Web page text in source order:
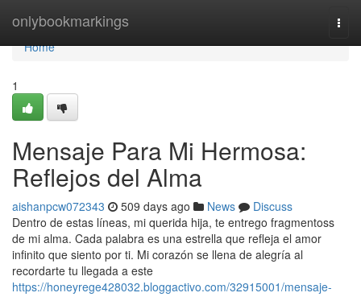
onlybookmarkings
Home
Home
1
Mensaje Para Mi Hermosa:
Reflejos del Alma
aishanpcw072343 509 days ago News
Discuss
Dentro de estas líneas, mi querida hija, te entrego fragmentoss
de mi alma. Cada palabra es una estrella que refleja el amor
infinito que siento por ti. Mi corazón se llena de alegría al
recordarte tu llegada a este
https://honeyrege428032.bloggactivo.com/32915001/mensaje-